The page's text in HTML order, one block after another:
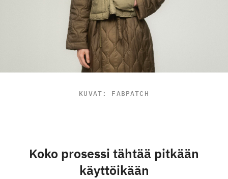
KUVAT: FABPATCH
Koko prosessi tähtää pitkään
käyttöikään